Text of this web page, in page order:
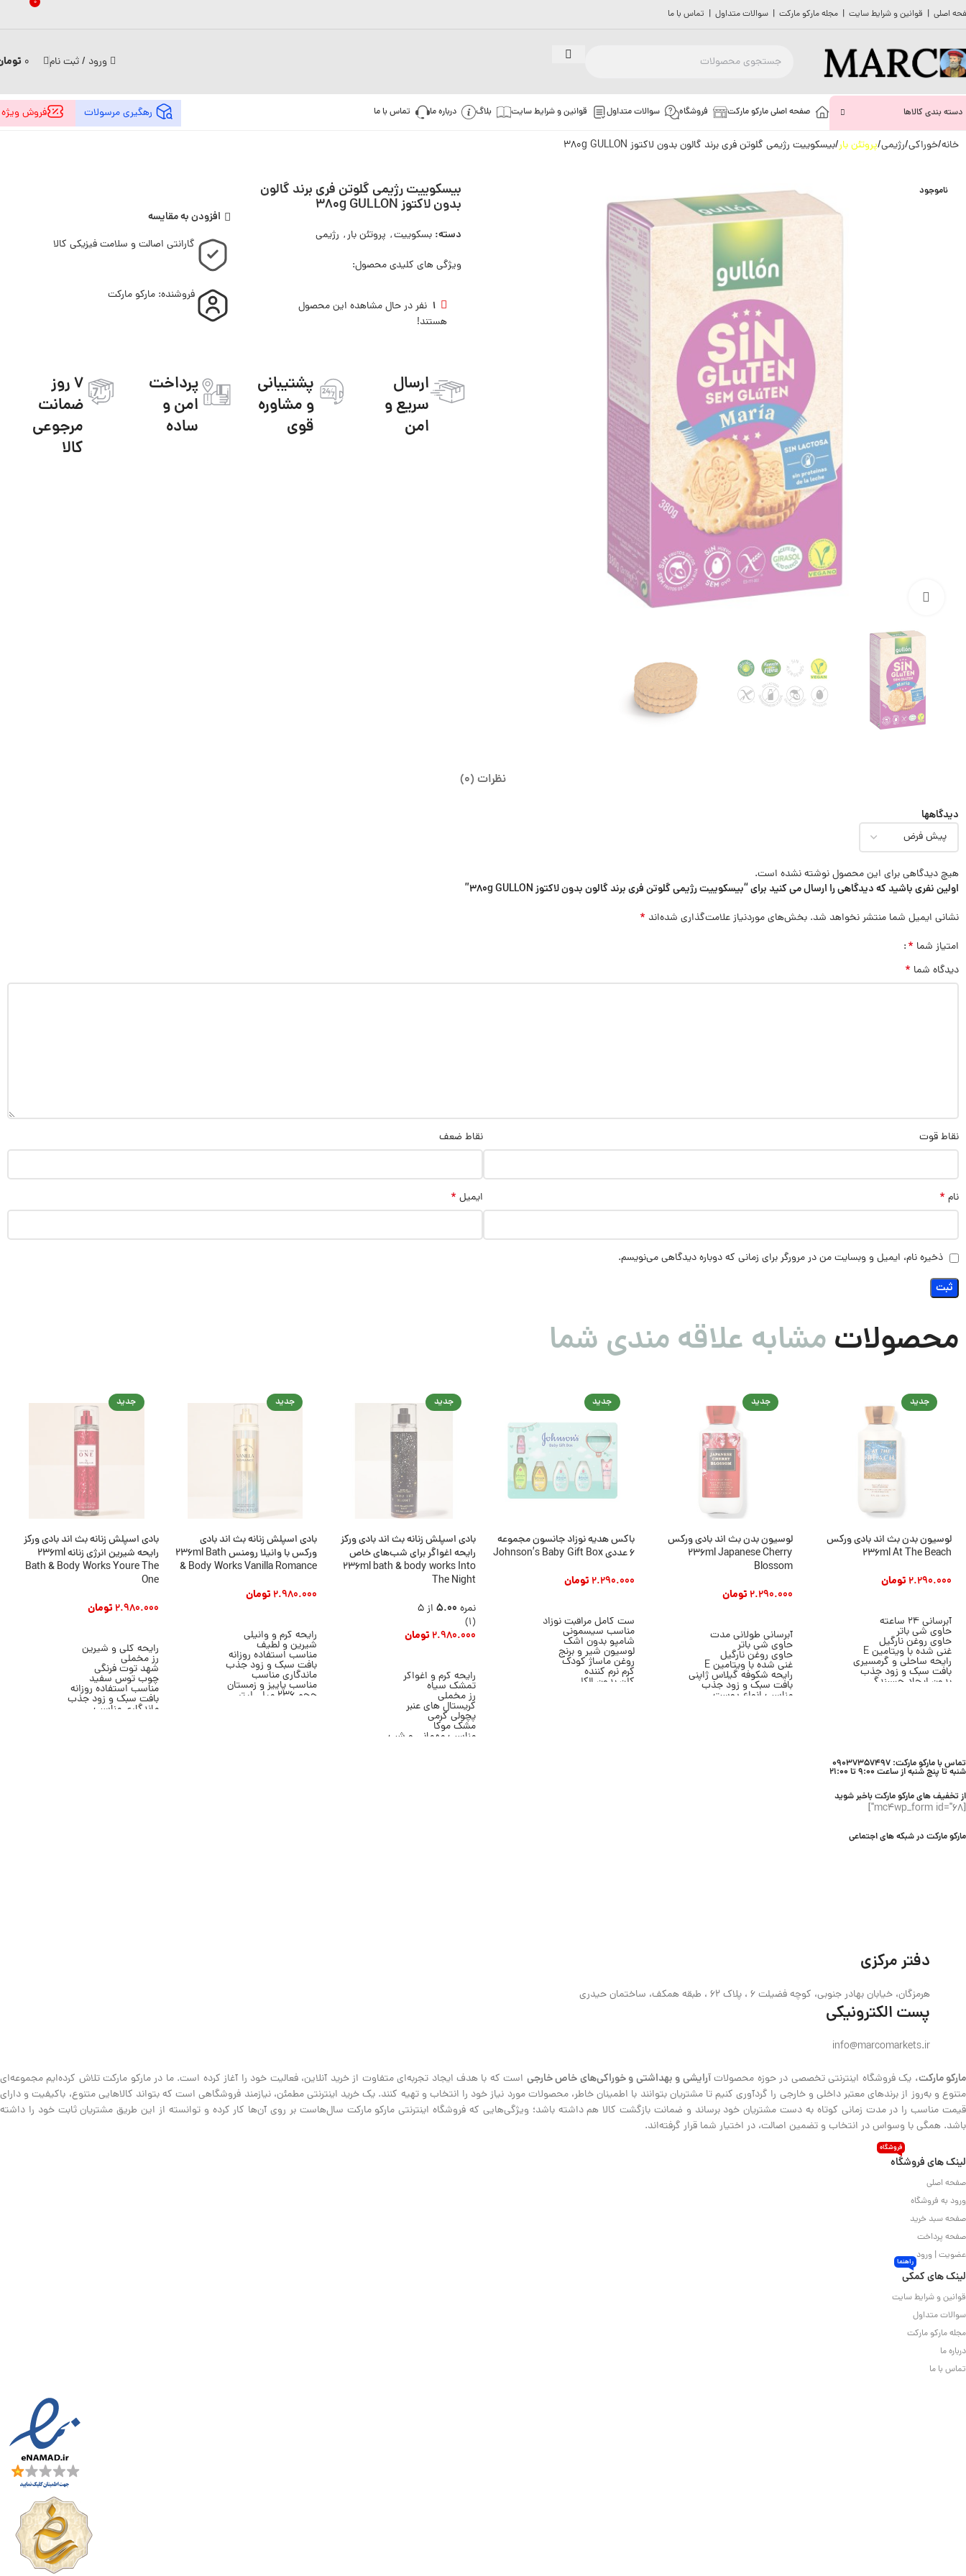
اصلی | قوانین و شرایط سایت | مجله مارکو مارکت | سوالات متداول | تماس با ما
ورود / ثبت نام 0
دسته بندی کالاها صفحه اصلی مارکو مارکت فروشگاه سوالات متداول قوانین و شرایط سایت بلاگ درباره ما تماس با ما رهگیری مرسولات فروش ویژه
خانه خوراکی رژیمی پروتئن بار بیسکوییت رژیمی گلوتن فری برند گالون بدون لاکتوز 380g GULLON
ناموجود بیسکوییت رژیمی گلوتن فری برند گالون
بدون لاکتوز 380g GULLON
دسته: بسکوییت, پروتئن بار, رژیمی
ویژگی های کلیدی محصول:
1 نفر در حال مشاهده این محصول
هستند!
افزودن به مقایسه
گارانتی اصالت و سلامت فیزیکی کالا
فروشنده: مارکو مارکت
ارسال
سریع و
امن
پشتیبانی
و مشاوره
قوی
پرداخت
امن و
ساده
7 روز
ضمانت
مرجوعی
کالا
نظرات (0)
دیدگاهها
هیچ دیدگاهی برای این محصول نوشته نشده است.
اولین نفری باشید که دیدگاهی را ارسال می کنید برای “بیسکوییت رژیمی گلوتن فری برند گالون بدون لاکتوز 380g GULLON”
نشانی ایمیل شما منتشر نخواهد شد. بخش‌های موردنیاز علامت‌گذاری شده‌اند *
امتیاز شما *
دیدگاه شما *
نقاط قوت نقاط ضعف
نام * ایمیل *
ذخیره نام، ایمیل و وبسایت من در مرورگر برای زمانی که دوباره دیدگاهی می‌نویسم.
محصولاتمشابه علاقه مندی شما
جدید
لوسیون بدن بث اند بادی ورکس
236ml At The Beach
2.290.000تومان
آبرسانی 24 ساعته
حاوی شی باتر
حاوی روغن نارگیل
غنی شده با ویتامین E
رایحه ساحلی و گرمسیری
بافت سبک و زود جذب
بدون ایجاد چسبندگی
جدید
لوسیون بدن بث اند بادی ورکس
236ml Japanese Cherry
Blossom
2.290.000تومان
آبرسانی طولانی مدت
حاوی شی باتر
حاوی روغن نارگیل
غنی شده با ویتامین E
رایحه شکوفه گیلاس ژاپنی
بافت سبک و زود جذب
مناسب انواع پوست
جدید
باکس هدیه نوزاد جانسون مجموعه
6 عددی Johnson’s Baby Gift Box
2.290.000تومان
ست کامل مراقبت نوزاد
مناسب سیسمونی
شامپو بدون اشک
لوسیون شیر و برنج
روغن ماساژ کودک
کرم نرم کننده
کلن بدون الکل
جدید
بادی اسپلش زنانه بث اند بادی ورکز
رایحه‌ اغواگر برای شب‌های خاص
236ml bath & body works Into
The Night
نمره 5.00از 5
(1)
2.980.000تومان
رایحه گرم و اغواگر
تمشک سیاه
رز مخملی
کریستال های عنبر
پچولی کرمی
مشک موکا
مناسب مهمانی و شب
جدید
بادی اسپلش زنانه بث اند بادی
ورکس با وانیلا رومنس 236ml Bath
& Body Works Vanilla Romance
2.980.000تومان
رایحه گرم و وانیلی
شیرین و لطیف
مناسب استفاده روزانه
بافت سبک و زود جذب
ماندگاری مناسب
مناسب پاییز و زمستان
حجم 236 میلی لیتر
جدید
بادی اسپلش زنانه بث اند بادی ورکز
رایحه شیرین انرژی زنانه 236ml
Bath & Body Works Youre The
One
2.980.000تومان
رایحه گلی و شیرین
رز مخملی
شهد توت فرنگی
چوب توس سفید
مناسب استفاده روزانه
بافت سبک و زود جذب
ماندگاری مناسب
تماس با مارکو مارکت: 09037357497
شنبه تا پنج شنبه از ساعت 9:00 تا 21:00
از تخفیف های مارکو مارکت باخبر شوید
[mc4wp_form id="68"]
مارکو مارکت در شبکه های اجتماعی
دفتر مرکزی
هرمزگان، خیابان بهادر جنوبی، کوچه فضیلت 6 ، پلاک 62 ، طبقه همکف، ساختمان حیدری
پست الکترونیکی
info@marcomarkets.ir
مارکو مارکت، یک فروشگاه اینترنتی تخصصی در حوزه محصولاتآرایشی و بهداشتی و خوراکی‌های خاص خارجی است که با هدف ایجاد تجربه‌ای متفاوت از خرید آنلاین، فعالیت خود را آغاز کرده است. ما در مارکو مارکت تلاش کرده‌ایم مجموعه‌ای
متنوع و به‌روز از برندهای معتبر داخلی و خارجی را گردآوری کنیم تا مشتریان بتوانند با اطمینان خاطر، محصولات مورد نیاز خود را انتخاب و تهیه کنند. یک خرید اینترنتی مطمئن، نیازمند فروشگاهی است که بتواند کالاهایی متنوع، باکیفیت و دارای
قیمت مناسب را در مدت زمانی کوتاه به دست مشتریان خود برساند و ضمانت بازگشت کالا هم داشته باشد؛ ویژگی‌هایی که فروشگاه اینترنتی مارکو مارکت سال‌هاست بر روی آن‌ها کار کرده و توانسته از این طریق مشتریان ثابت خود را داشته
باشد. همگی با وسواس در انتخاب و تضمین اصالت، در اختیار شما قرار گرفته‌اند.
لینک های فروشگاه
فروشگاه
صفحه اصلی
ورود به فروشگاه
صفحه سبد خرید
صفحه پرداخت
عضویت | ورود
لینک های کمکی
راهنما
قوانین و شرایط سایت
سوالات متداول
مجله مارکو مارکت
درباره ما
تماس با ما